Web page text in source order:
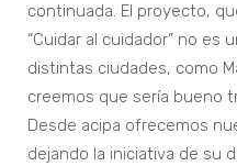
continuada. El proyecto,
“Cuidar al cuidador” no es
distintas ciudades, como
creemos que sería bueno
Desde acipa ofrecemos
dejando la iniciativa de su